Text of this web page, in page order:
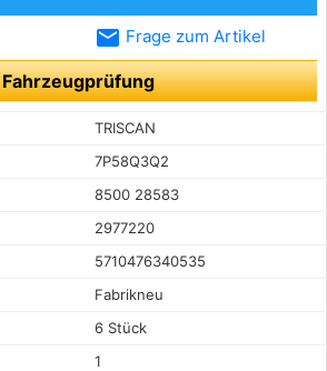
email Frage zum Artikel
Fahrzeugprüfung
TRISCAN
7P58Q3Q2
8500 28583
2977220
5710476340535
Fabrikneu
6 Stück
1